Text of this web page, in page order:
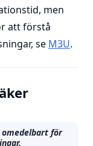
men
att förstå
se M3U.
för